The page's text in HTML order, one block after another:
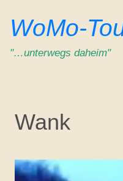
Inhalt
springen
WoMo-
"…unterwegs daheim"
Wank